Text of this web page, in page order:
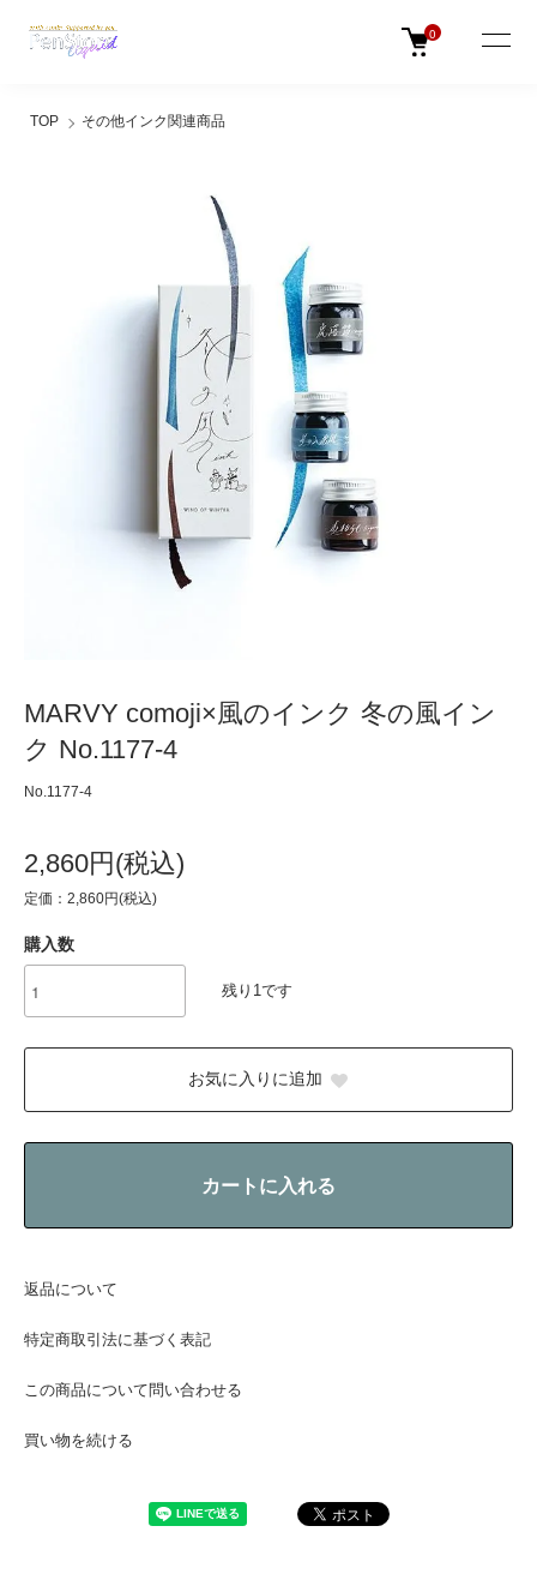
0
TOP その他インク関連商品
MARVY comoji×風のインク 冬の風イン
ク No.1177-4
No.1177-4
2,860円(税込)
定価：2,860円(税込)
購入数
残り1です
お気に入りに追加
カートに入れる
返品について
特定商取引法に基づく表記
この商品について問い合わせる
買い物を続ける